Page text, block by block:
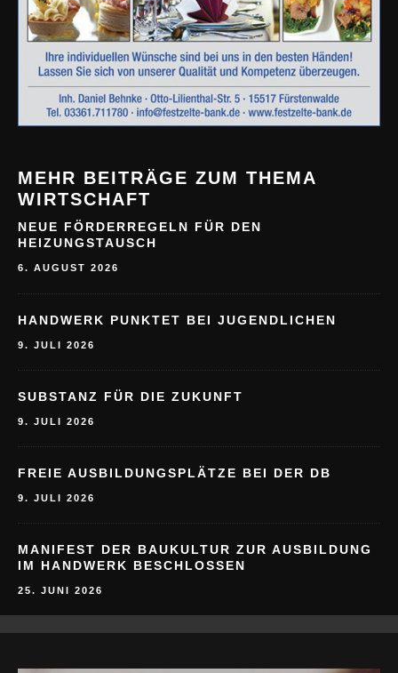
MEHR BEITRÄGE ZUM THEMA
WIRTSCHAFT
NEUE FÖRDERREGELN FÜR DEN
HEIZUNGSTAUSCH
6. AUGUST 2026
HANDWERK PUNKTET BEI JUGENDLICHEN
9. JULI 2026
SUBSTANZ FÜR DIE ZUKUNFT
9. JULI 2026
FREIE AUSBILDUNGSPLÄTZE BEI DER DB
9. JULI 2026
MANIFEST DER BAUKULTUR ZUR AUSBILDUNG
IM HANDWERK BESCHLOSSEN
25. JUNI 2026